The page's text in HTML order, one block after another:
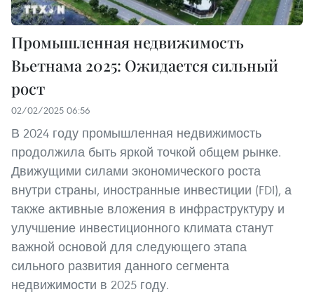
Промышленная недвижимость
Вьетнама 2025: Ожидается сильный
рост
02/02/2025 06:56
В 2024 году промышленная недвижимость
продолжила быть яркой точкой общем рынке.
Движущими силами экономического роста
внутри страны, иностранные инвестиции (FDI), а
также активные вложения в инфраструктуру и
улучшение инвестиционного климата станут
важной основой для следующего этапа
сильного развития данного сегмента
недвижимости в 2025 году.